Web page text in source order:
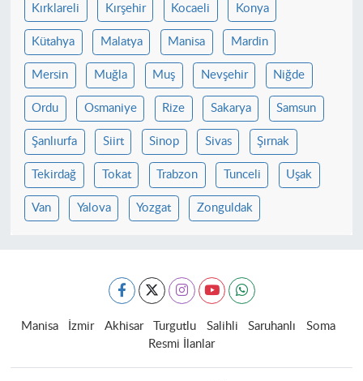
Kırklareli Kırşehir Kocaeli Konya
Kütahya Malatya Manisa Mardin
Mersin Muğla Muş Nevşehir Niğde
Ordu Osmaniye Rize Sakarya Samsun
Şanlıurfa Siirt Sinop Sivas Şırnak
Tekirdağ Tokat Trabzon Tunceli Uşak
Van Yalova Yozgat Zonguldak
Manisa İzmir Akhisar Turgutlu Salihli Saruhanlı
Soma
Resmi İlanlar